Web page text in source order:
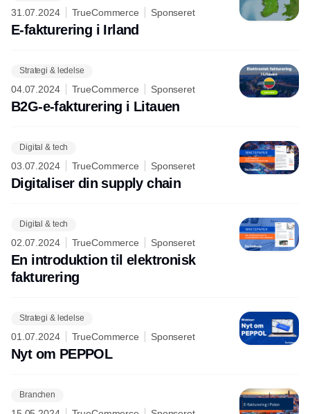
31.07.2024 TrueCommerce Sponseret
E-fakturering i Irland
Strategi & ledelse
04.07.2024 TrueCommerce Sponseret
B2G-e-fakturering i Litauen
Digital & tech
03.07.2024 TrueCommerce Sponseret
Digitaliser din supply chain
Digital & tech
02.07.2024 TrueCommerce Sponseret
En introduktion til elektronisk
fakturering
Strategi & ledelse
01.07.2024 TrueCommerce Sponseret
Nyt om PEPPOL
Branchen